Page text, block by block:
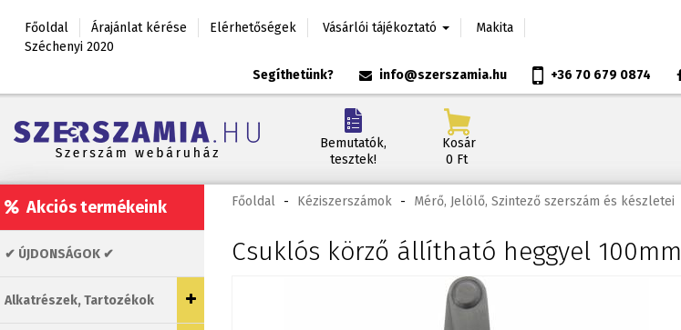
Főoldal Árajánlat kérése Elérhetőségek Vásárlói tájékoztató
Makita
Széchenyi 2020
Segíthetünk? info@szerszamia.hu +36 70 679 0874
Bemutatók,
tesztek!
Kosár
0 Ft
Akciós termékeink
✔ ÚJDONSÁGOK ✔
Alkatrészek, Tartozékok
Főoldal - Kéziszerszámok - Mérő, Jelölő, Szintező szerszám és készletei
Csuklós körző állítható heggyel 100mm